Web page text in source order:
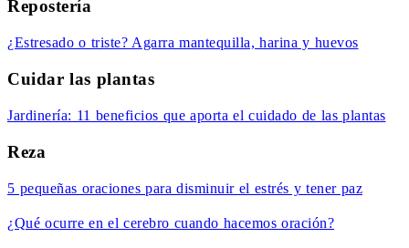
Repostería
¿Estresado o triste? Agarra mantequilla, harina y huevos
Cuidar las plantas
Jardinería: 11 beneficios que aporta el cuidado de las plantas
Reza
5 pequeñas oraciones para disminuir el estrés y tener paz
¿Qué ocurre en el cerebro cuando hacemos oración?